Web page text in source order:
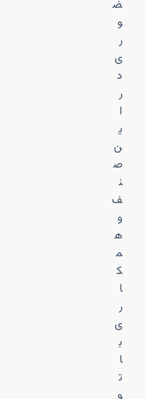
ض
و
ر
ی
د
ر
ا
ی
ن
ص
ن
ف
و
ه
م
ک
ا
ر
ی
ب
ا
ت
و